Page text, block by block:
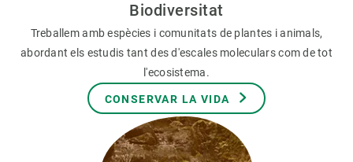
Biodiversitat
Treballem amb espècies i comunitats de plantes i animals,
abordant els estudis tant des d'escales moleculars com de tot
l'ecosistema.
CONSERVAR LA VIDA